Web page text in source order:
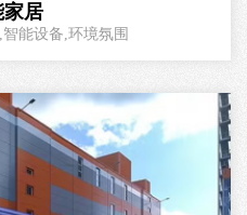
家居
能设备,环境氛围